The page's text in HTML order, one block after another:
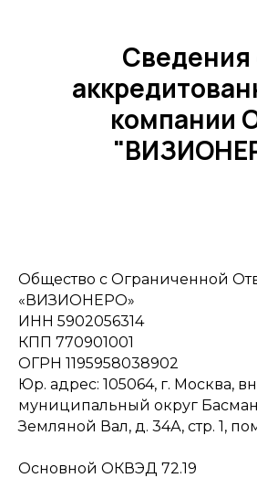
Сведения
компании
Общество с Ограниченной
«ВИЗИОНЕРО»
ИНН 5902056314
КПП 770901001
ОГРН 1195958038902
Юр. адрес: 105064, г. Москва,
муниципальный округ
Земляной Вал, д. 34А, стр. 1,
Основной ОКВЭД 72.19